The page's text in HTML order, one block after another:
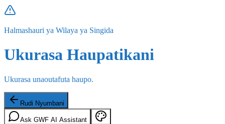
Halmashauri ya Wilaya ya Singida
Ukurasa Haupatikani
Ukurasa unaoutafuta haupo.
Rudi Nyumbani
Ask GWF AI Assistant